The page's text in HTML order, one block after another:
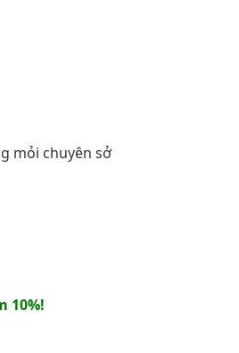
mỏi chuyên sở
10%!